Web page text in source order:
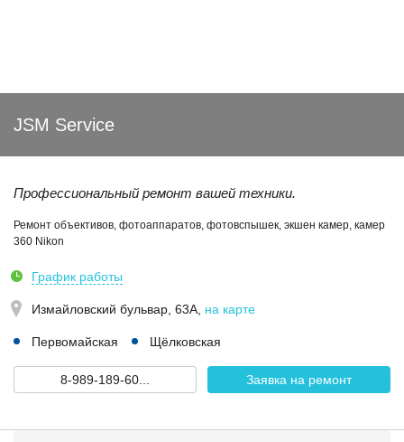
JSM Service
Профессиональный ремонт вашей техники.
Ремонт объективов, фотоаппаратов, фотовспышек, экшен камер, камер
360 Nikon
График работы
Измайловский бульвар, 63А на карте
Первомайская Щёлковская
8-989-189-60... Заявка на ремонт